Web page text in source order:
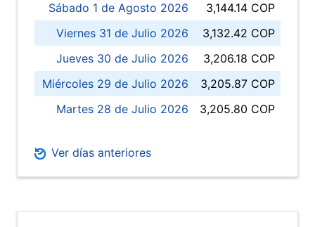
Sábado 1 de Agosto 2026
3,144.14 COP
Viernes 31 de Julio 2026
3,132.42 COP
Jueves 30 de Julio 2026
3,206.18 COP
Miércoles 29 de Julio 2026
3,205.87 COP
Martes 28 de Julio 2026
3,205.80 COP
Ver días anteriores